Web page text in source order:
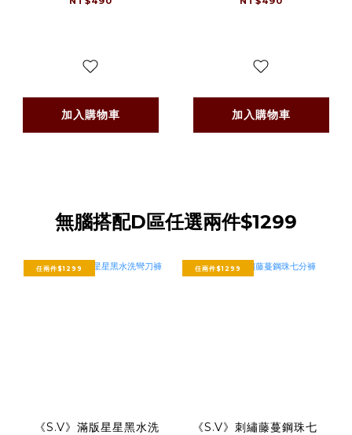
加入購物車 加入購物車
無腦搭配D區任選兩件$1299
任兩件$1299
《S.V》滿版星星黑水洗
任兩件$1299
《S.V》刺繡藤蔓鋼珠七